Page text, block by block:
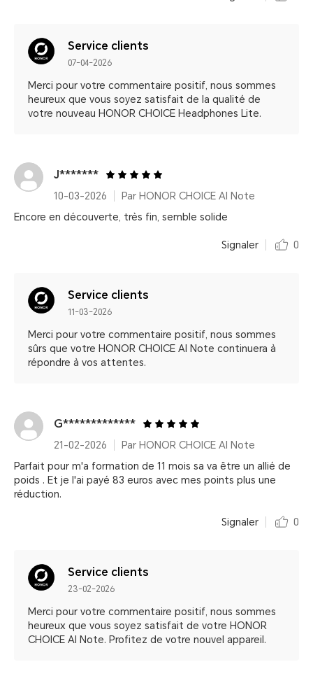
Service clients
07-04-2026
Merci pour votre commentaire positif, nous sommes
heureux que vous soyez satisfait de la qualité de
votre nouveau HONOR CHOICE Headphones Lite.
J*******
10-03-2026
Par HONOR CHOICE AI Note
Encore en découverte, très fin, semble solide
Signaler 0
Service clients
11-03-2026
Merci pour votre commentaire positif, nous sommes
sûrs que votre HONOR CHOICE AI Note continuera à
répondre à vos attentes.
G*************
21-02-2026
Par HONOR CHOICE AI Note
Parfait pour m'a formation de 11 mois sa va être un allié de
poids . Et je l'ai payé 83 euros avec mes points plus une
réduction.
Signaler 0
Service clients
23-02-2026
Merci pour votre commentaire positif, nous sommes
heureux que vous soyez satisfait de votre HONOR
CHOICE AI Note. Profitez de votre nouvel appareil.